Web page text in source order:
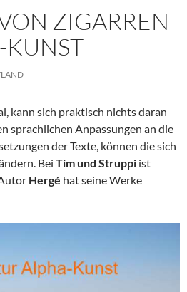
ZIGARREN
KUNST
kann sich praktisch nichts daran
sprachlichen Anpassungen an die
der Texte, können die sich
Bei Tim und Struppi ist
Hergé hat seine Werke